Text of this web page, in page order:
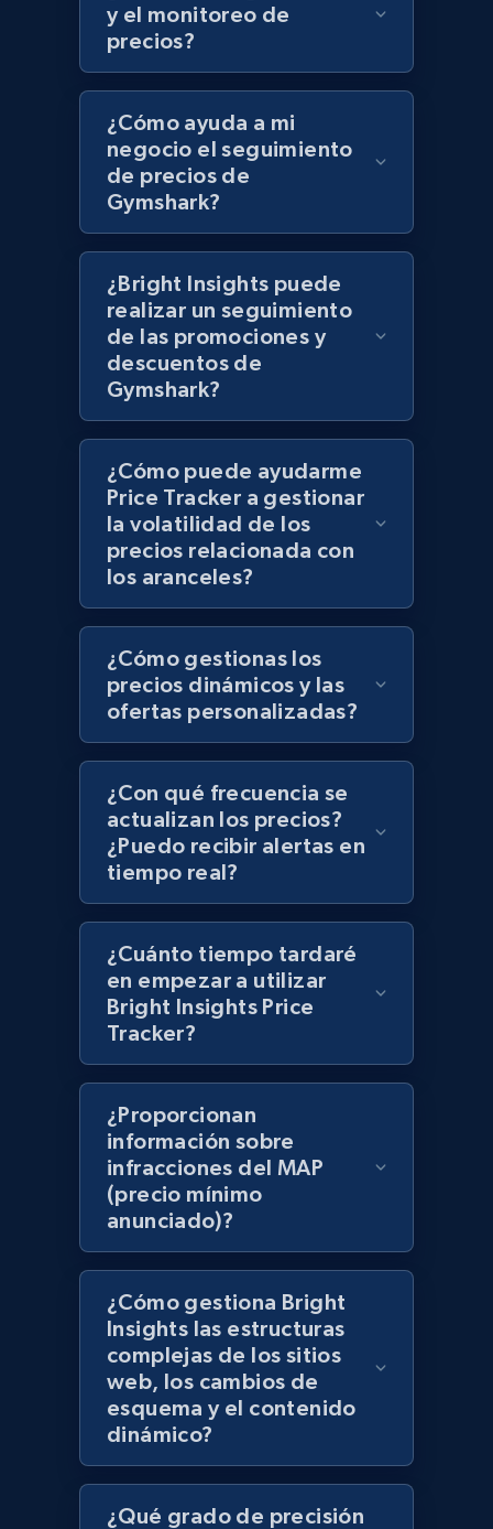
URL, Product id, Title, Product description,
Rating, Reviews count, Initial price, Discount,
and more.
1.3K+ 175+ Comenzar ahora
Zara - Products
Category id, Product id, Product name, Price,
Currency, Colour code, Colour, Description, and
1.2K+ 208+
Zara - Products - discovery by category url
Category id, Product id, Product name, Price,
Currency, Colour code, Colour, Description, and
1.2K+ Comenzar ahora
Best Buy products
URL, Product id, Title, Images, Final price,
Currency, Discount, Initial price, and more.
1.1K+ 149+
Best Buy products - Collect data on
products using specified keywords
URL, Product id, Title, Images, Final price,
Currency, Discount, Initial price, and more.
1.1K+
URL, Domain, Marketplace pn, Sku, Other pn,
Model number, Gtin ean pn, Product name, and
991+ 162+ Comenzar ahora
Lowes.com - Gather data on products using
specified keywords
y el monitoreo de
precios?
¿Cómo ayuda a mi
negocio el seguimiento
de precios de
Gymshark?
¿Bright Insights puede
realizar un seguimiento
de las promociones y
descuentos de
Gymshark?
¿Cómo puede ayudarme
Price Tracker a gestionar
la volatilidad de los
precios relacionada con
los aranceles?
¿Cómo gestionas los
precios dinámicos y las
ofertas personalizadas?
¿Con qué frecuencia se
actualizan los precios?
¿Puedo recibir alertas en
tiempo real?
¿Cuánto tiempo tardaré
en empezar a utilizar
Bright Insights Price
Tracker?
¿Proporcionan
información sobre
infracciones del MAP
(precio mínimo
anunciado)?
¿Cómo gestiona Bright
Insights las estructuras
complejas de los sitios
web, los cambios de
esquema y el contenido
dinámico?
¿Qué grado de precisión